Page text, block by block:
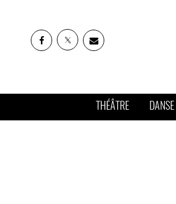
THÉÂTRE DANSE